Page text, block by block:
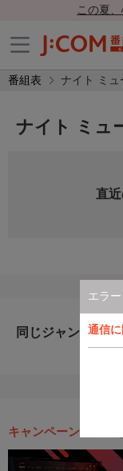
この夏
番組表 ナイト ミュ
エラー
通信
ナイト ミュ
直
同じジャンルのお
キャンペーン・お得